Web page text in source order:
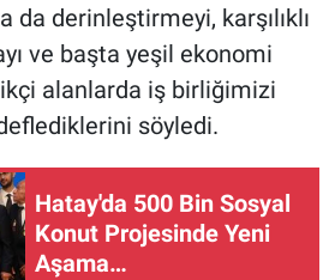
derinleştirmeyi, karşılıklı
ve başta yeşil ekonomi
alanlarda iş birliğimizi
söyledi.
Hatay'da 500 Bin Sosyal
Konut Projesinde Yeni
Aşama…